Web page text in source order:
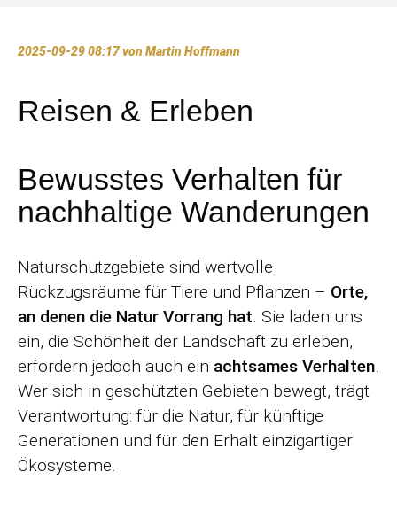
2025-09-29 08:17von Martin Hoffmann
Reisen & Erleben
Bewusstes Verhalten für
nachhaltige Wanderungen
Naturschutzgebiete sind wertvolle
Rückzugsräume für Tiere und Pflanzen – Orte,
an denen die Natur Vorrang hat. Sie laden uns
ein, die Schönheit der Landschaft zu erleben,
erfordern jedoch auch ein achtsames Verhalten.
Wer sich in geschützten Gebieten bewegt, trägt
Verantwortung: für die Natur, für künftige
Generationen und für den Erhalt einzigartiger
Ökosysteme.